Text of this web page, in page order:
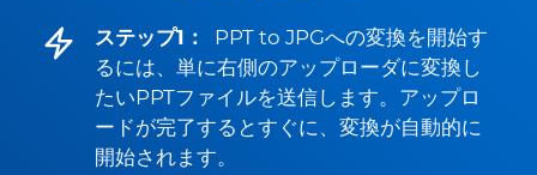
ステップ1：
PPT to JPGへの変換を開始す
るには、単に右側のアップローダに変換し
たいPPTファイルを送信します。アップロ
ードが完了するとすぐに、変換が自動的に
開始されます。